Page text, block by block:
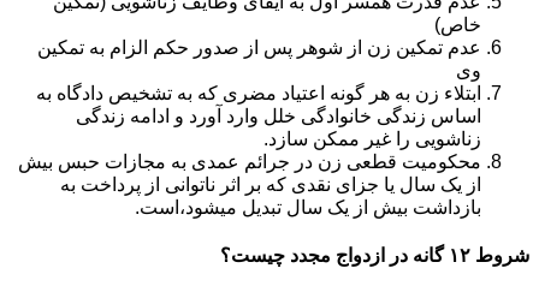
خاص)
عدم تمکین زن از شوهر پس از صدور حکم الزام به تمکین
وی
ابتلاء زن به هر گونه اعتیاد مضری که به تشخیص دادگاه به
اساس زندگی خانوادگی خلل وارد آورد و ادامه زندگی
زناشویی را غیر ممکن سازد.
محکومیت قطعی زن در جرائم عمدی به مجازات حبس بیش
از یک سال یا جزای نقدی که بر اثر ناتوانی از پرداخت به
بازداشت بیش از یک سال تبدیل می‎شود،است.
شروط ۱۲ گانه در ازدواج مجدد چیست؟